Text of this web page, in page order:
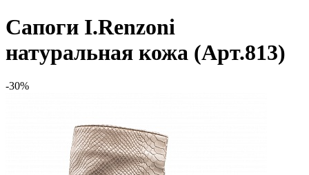
Сапоги I.Renzoni
натуральная кожа (Арт.813)
-30%